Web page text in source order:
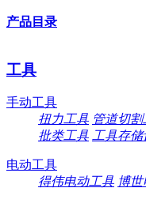
产品目录
工具
手动工具
扭力工具 管道切割
批类工具 工具存储
电动工具
得伟电动工具 博